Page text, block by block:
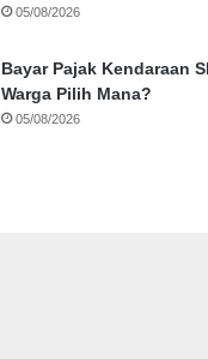
05/08/2026
Bayar Pajak Kendaraan
Warga Pilih Mana?
05/08/2026